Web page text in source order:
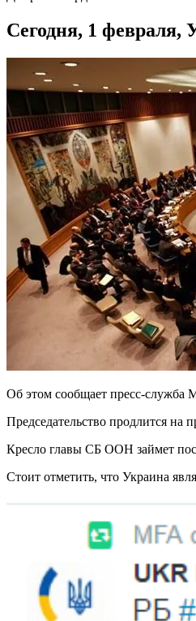
Сегодня, 1 февраля,
Об этом сообщает пресс-
Председательство продлится
Кресло главы СБ ООН займет
Стоит отметить, что Украина